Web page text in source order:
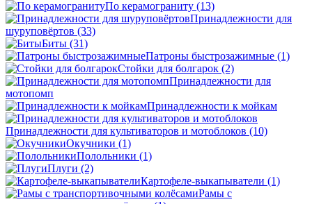
По керамограниту (13)
Принадлежности для
шуруповёртов (33)
Биты (31)
Патроны быстрозажимные (1)
Стойки для болгарок (2)
Принадлежности для
мотопомп
Принадлежности к мойкам
Принадлежности для культиваторов и мотоблоков (10)
Окучники (1)
Полольники (1)
Плуги (2)
Картофеле-выкапыватели (1)
Рамы с